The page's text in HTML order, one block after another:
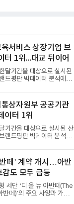
서비스 상장기업 브
터 1위...대교 뒤이어
달기간을 대상으로 실시된
드평판 빅데이터 분석에서
장 구창환)는 국내 교육서
상으로 지난 7월 7일부터
빅데이터 10,074,233건
교육이 브랜드평판지수
1위에 올랐다고 밝혔다.
지난 7월(9,491,206건) 대
교육서비스 상장기업 브랜
상자원부 공공기관
이터 1위
기간을 대상으로 실시된 산
랜드평판 빅데이터 분석에
한국기업평판연구소(소장
공공기관 41개 브랜드를
8월 7일까지 수집된 소비
을 분석한 결과, 한국전력
을 기록하며 8월
석에 활용된 빅데이터는 지
2.48% 증가한 수치다.연
떼’ 계약 개시…아반
감도 모두 급등
세단 ‘디 올 뉴 아반떼(The
떼)’의 주요 사양과 가격